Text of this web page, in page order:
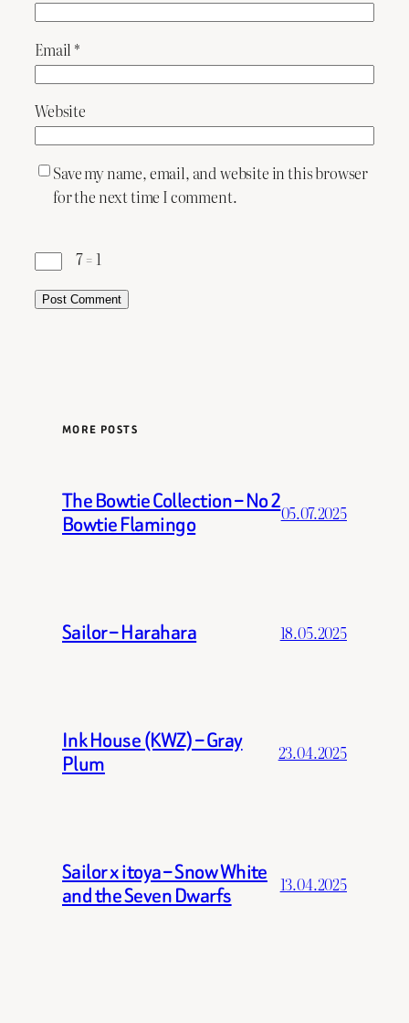
Email *
Website
Save my name, email, and website in this browser
for the next time I comment.
− 7 = 1
MORE POSTS
The Bowtie Collection – No 2
Bowtie Flamingo
05.07.2025
Sailor – Harahara 18.05.2025
Ink House (KWZ) – Gray
Plum
23.04.2025
Sailor x itoya – Snow White
and the Seven Dwarfs
13.04.2025